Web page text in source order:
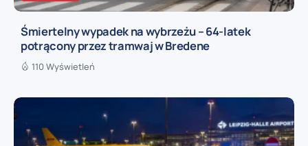
Śmiertelny wypadek na wybrzeżu – 64-latek
potrącony przez tramwaj w Bredene
110 Wyświetleń